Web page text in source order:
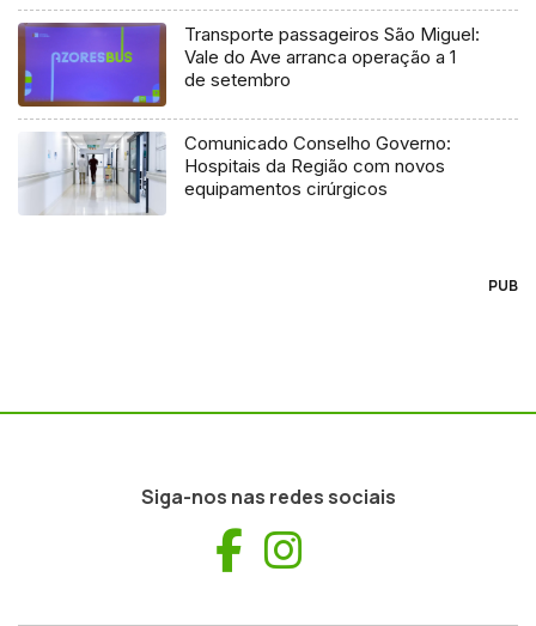
Transporte passageiros São Miguel:
Vale do Ave arranca operação a 1
de setembro
Comunicado Conselho Governo:
Hospitais da Região com novos
equipamentos cirúrgicos
PUB
Siga-nos nas redes sociais
Facebook